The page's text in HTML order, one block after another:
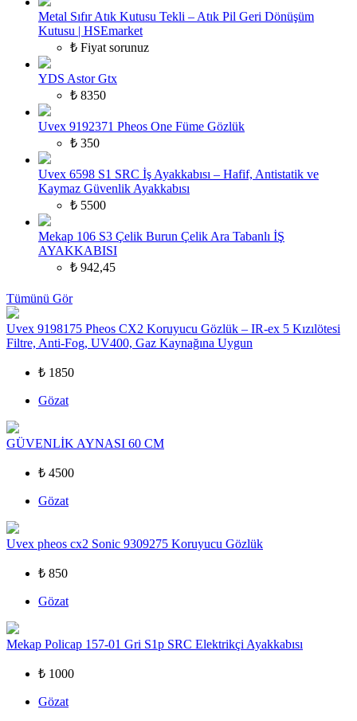
Metal Sıfır Atık Kutusu Tekli – Atık Pil Geri Dönüşüm
Kutusu | HSEmarket
₺ Fiyat sorunuz
YDS Astor Gtx
₺ 8350
Uvex 9192371 Pheos One Füme Gözlük
₺ 350
Uvex 6598 S1 SRC İş Ayakkabısı – Hafif, Antistatik ve
Kaymaz Güvenlik Ayakkabısı
₺ 5500
Mekap 106 S3 Çelik Burun Çelik Ara Tabanlı İŞ
AYAKKABISI
₺ 942,45
Tümünü Gör
Uvex 9198175 Pheos CX2 Koruyucu Gözlük – IR-ex 5 Kızılötesi
Filtre, Anti-Fog, UV400, Gaz Kaynağına Uygun
₺ 1850
Gözat
GÜVENLİK AYNASI 60 CM
₺ 4500
Gözat
Uvex pheos cx2 Sonic 9309275 Koruyucu Gözlük
₺ 850
Gözat
Mekap Policap 157-01 Gri S1p SRC Elektrikçi Ayakkabısı
₺ 1000
Gözat